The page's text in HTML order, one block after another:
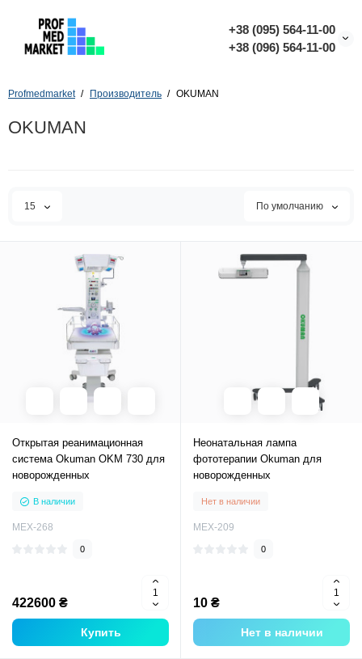
+38 (095) 564-11-00
+38 (096) 564-11-00
Profmedmarket Производитель OKUMAN
OKUMAN
15 По умолчанию
Открытая реанимационная
система Okuman OKM 730 для
новорожденных
В наличии
MEX-268
0
422600 ₴
Купить
Неонатальная лампа
фототерапии Okuman для
новорожденных
Нет в наличии
MEX-209
0
10 ₴
Нет в наличии